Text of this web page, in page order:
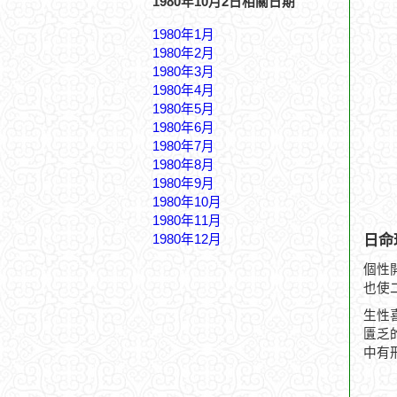
1980年1月
1980年2月
1980年3月
1980年4月
1980年5月
1980年6月
1980年7月
1980年8月
1980年9月
1980年10月
1980年11月
1980年12月
日
個性
也使
生性
匱乏
中有